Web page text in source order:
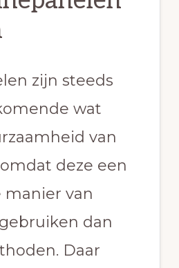
zijn steeds
wat
van
deze een
manier van
dan
Daar